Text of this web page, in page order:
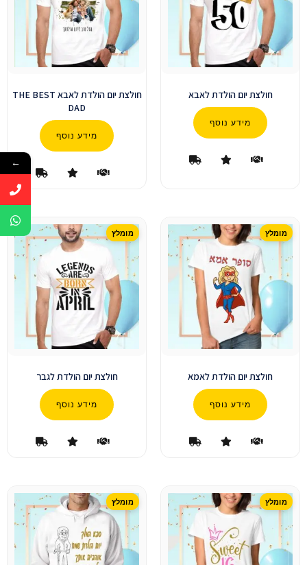
חולצת יום הולדת לאבא
מידע נוסף
חולצת יום הולדת לאבא THE BEST
DAD
מידע נוסף
חולצת יום הולדת לאמא
מידע נוסף
חולצת יום הולדת לגבר
מידע נוסף
←